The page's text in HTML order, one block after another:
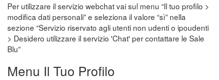
Per utilizzare il servizio webchat vai sul menu “Il tuo profilo >
modifica dati personali” e seleziona il valore “sì” nella
sezione “Servizio riservato agli utenti non udenti o ipoudenti
> Desidero utilizzare il servizio 'Chat' per contattare le Sale
Blu”
Menu Il Tuo Profilo